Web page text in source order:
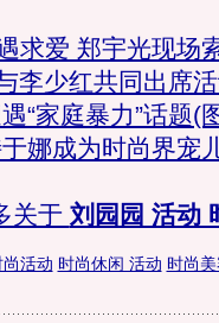
求爱 郑宇光现场
李少红共同出席
“家庭暴力”话题(
娜成为时尚界宠
关于 刘园园 活动
活动 时尚休闲 活动 时尚